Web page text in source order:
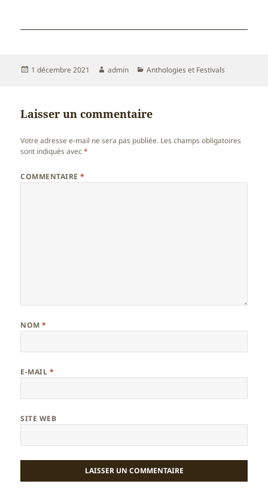
Publié
1 décembre 2021 Auteur
admin Catégories
Anthologies et Festivals
Laisser un commentaire
Votre adresse e-mail ne sera pas publiée. Les champs obligatoires
sont indiqués avec*
COMMENTAIRE*
NOM*
E-MAIL *
SITE WEB